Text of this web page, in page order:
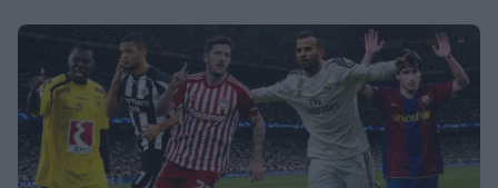
φωτογραφία με μπικίνι – Summer
πόζες με κόκκινο μαγιό
SHOWBIZ
Άννα Βίσση: Πάντα ένα βήμα